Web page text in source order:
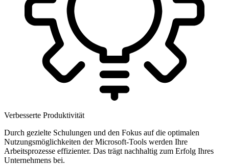
Verbesserte Produktivität
Durch gezielte Schulungen und den Fokus auf die optimalen
Nutzungsmöglichkeiten der Microsoft-Tools werden Ihre
Arbeitsprozesse effizienter. Das trägt nachhaltig zum Erfolg Ihres
Unternehmens bei.